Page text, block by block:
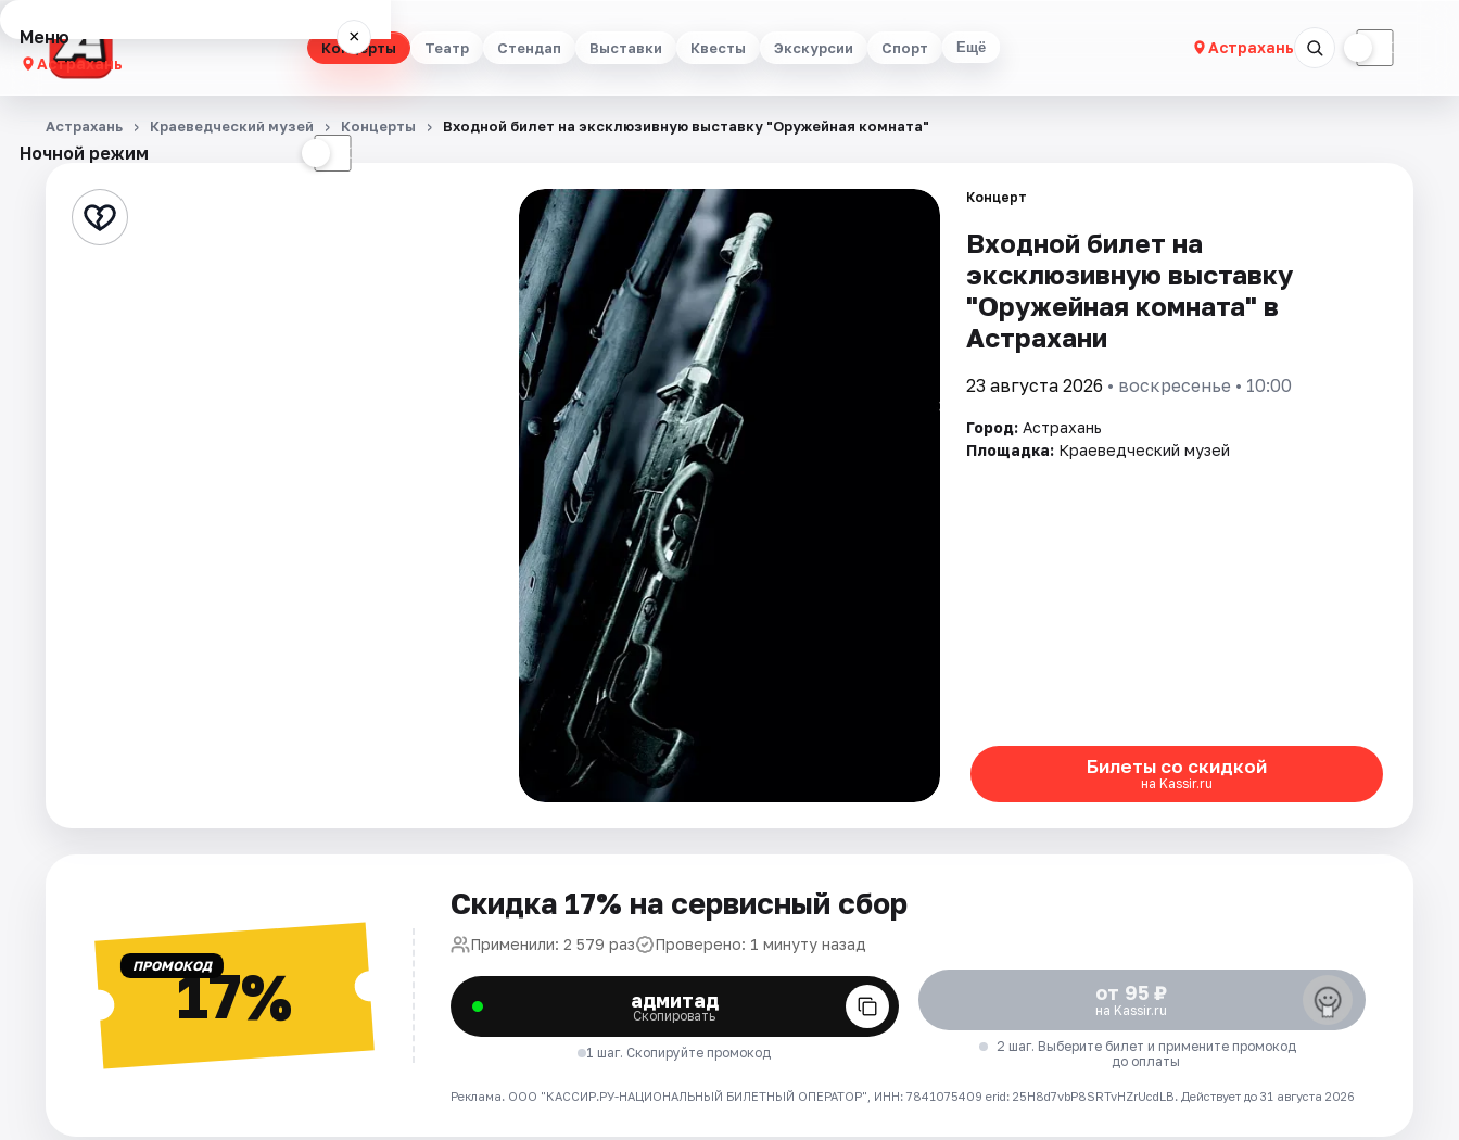
Концерты Театр Стендап Выставки Квесты Экскурсии Спорт Ещё Астрахань ☾
Меню ×
Астрахань
Концерты
Стендап
Ночной режим ☾
Астрахань Краеведческий музей Концерты Входной билет на эксклюзивную выставку "Оружейная комната"
Концерт
Входной билет на
эксклюзивную выставку
"Оружейная комната" в
Астрахани
23 августа 2026 • воскресенье • 10:00
Город: Астрахань
Площадка: Краеведческий музей
Билеты со скидкой
на Kassir.ru
ПРОМОКОД17%
Скидка 17% на сервисный сбор
Применили: 2 579 раз Проверено: 1 минуту назад
адмитад
Скопировать
1 шаг. Скопируйте промокод
от 95 ₽
на Kassir.ru
2 шаг. Выберите билет и примените промокод
до оплаты
Реклама. ООО "КАССИР.РУ-НАЦИОНАЛЬНЫЙ БИЛЕТНЫЙ ОПЕРАТОР", ИНН: 7841075409 erid: 25H8d7vbP8SRTvHZrUcdLB. Действует до 31 августа 2026